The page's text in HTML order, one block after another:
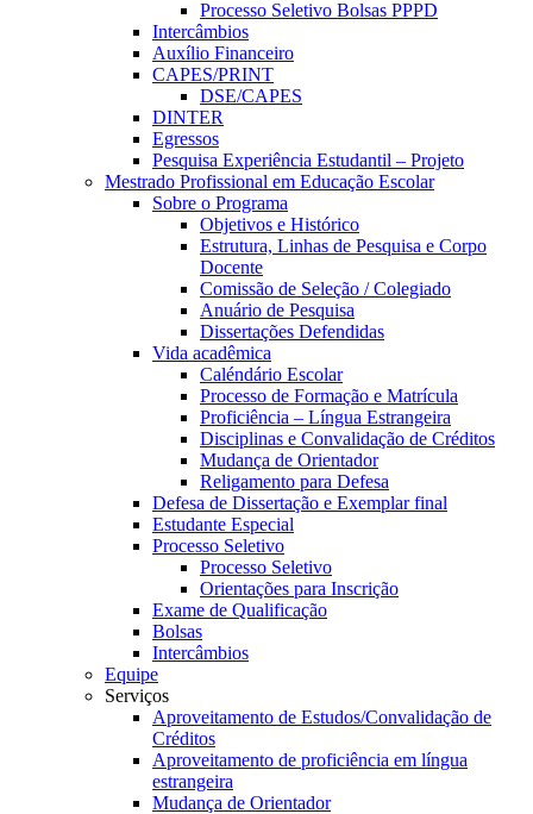
Processo Seletivo Bolsas PPPD
Intercâmbios
Auxílio Financeiro
CAPES/PRINT
DSE/CAPES
DINTER
Egressos
Pesquisa Experiência Estudantil – Projeto
Mestrado Profissional em Educação Escolar
Sobre o Programa
Objetivos e Histórico
Estrutura, Linhas de Pesquisa e Corpo
Docente
Comissão de Seleção / Colegiado
Anuário de Pesquisa
Dissertações Defendidas
Vida acadêmica
Caléndário Escolar
Processo de Formação e Matrícula
Proficiência – Língua Estrangeira
Disciplinas e Convalidação de Créditos
Mudança de Orientador
Religamento para Defesa
Defesa de Dissertação e Exemplar final
Estudante Especial
Processo Seletivo
Processo Seletivo
Orientações para Inscrição
Exame de Qualificação
Bolsas
Intercâmbios
Equipe
Serviços
Aproveitamento de Estudos/Convalidação de
Créditos
Aproveitamento de proficiência em língua
estrangeira
Mudança de Orientador